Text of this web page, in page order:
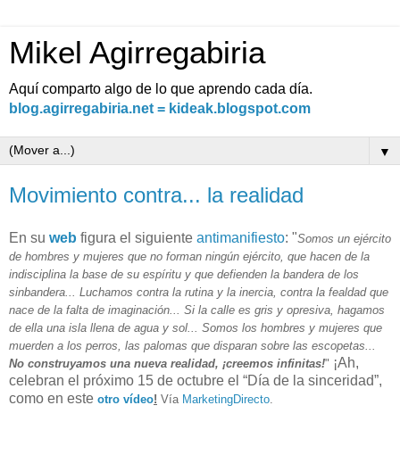
Mikel Agirregabiria
Aquí comparto algo de lo que aprendo cada día.
blog.agirregabiria.net = kideak.blogspot.com
▼
Movimiento contra... la realidad
En su web figura el siguiente antimanifiesto: "Somos un ejército
de hombres y mujeres que no forman ningún ejército, que hacen de la
indisciplina la base de su espíritu y que defienden la bandera de los
sinbandera... Luchamos contra la rutina y la inercia, contra la fealdad que
nace de la falta de imaginación... Si la calle es gris y opresiva, hagamos
de ella una isla llena de agua y sol... Somos los hombres y mujeres que
muerden a los perros, las palomas que disparan sobre las escopetas...
No construyamos una nueva realidad, ¡creemos infinitas!" ¡Ah,
celebran el próximo 15 de octubre el “Día de la sinceridad”,
como en este otro vídeo! Vía MarketingDirecto